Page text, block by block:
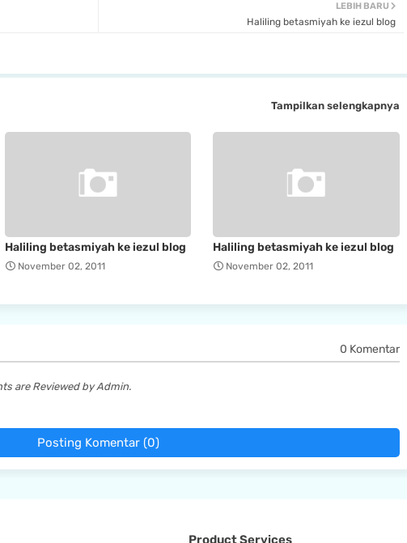
LEBIH BARU
Haliling betasmiyah ke iezul blog
Tampilkan selengkapnya
Haliling betasmiyah ke iezul blog
November 02, 2011
Haliling betasmiyah ke iezul blog
November 02, 2011
0 Komentar
are Reviewed by Admin.
Posting Komentar (0)
Product Services